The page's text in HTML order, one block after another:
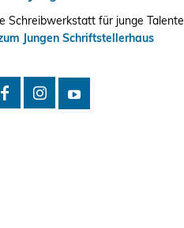
Schreibwerkstatt für junge Talente
Jungen Schriftstellerhaus